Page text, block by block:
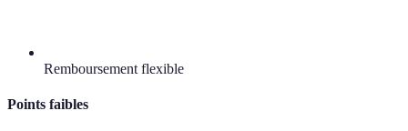
Remboursement flexible
Points faibles